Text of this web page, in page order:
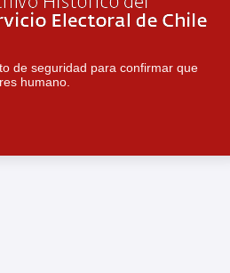
de seguridad para confirmar que
humano.